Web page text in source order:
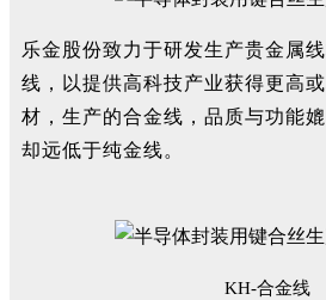
乐金股份致力于研发生产贵金属
线，以提供高科技产业获得更高
材，生产的合金线，品质与功能
却远低于纯金线。
KH-合金线